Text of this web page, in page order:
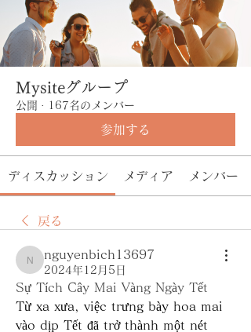
Mysiteグループ
公開 · 167名のメンバー
参加する
ディスカッション メディア メンバー
戻る
nguyenbich13697
nguyenbich13697
2024年12月5日
Sự Tích Cây Mai Vàng Ngày Tết
Từ xa xưa, việc trưng bày hoa mai
vào dịp Tết đã trở thành một nét